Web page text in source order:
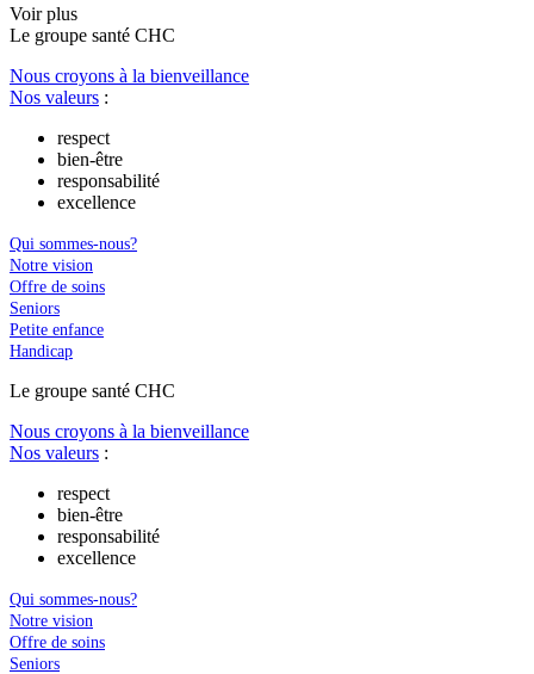
Voir plus
Le groupe santé CHC
Nous croyons à la bienveillance
Nos valeurs :
respect
bien-être
responsabilité
excellence
Qui sommes-nous?
Notre vision
Offre de soins
Seniors
Petite enfance
Handicap
Le groupe santé CHC
Nous croyons à la bienveillance
Nos valeurs :
respect
bien-être
responsabilité
excellence
Qui sommes-nous?
Notre vision
Offre de soins
Seniors